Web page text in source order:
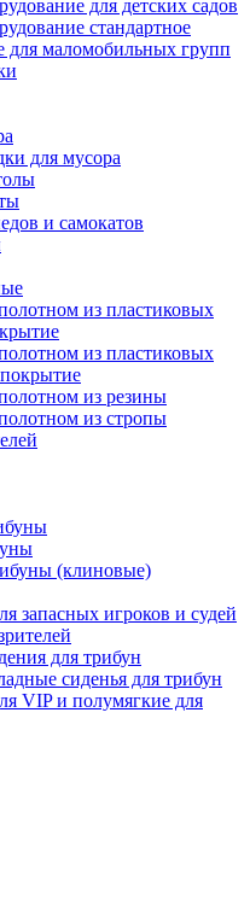
для детских садов
стандартное
для маломобильных групп
для мусора
и самокатов
из пластиковых
из пластиковых
из резины
из стропы
(клиновые)
запасных игроков и судей
для трибун
сиденья для трибун
VIP и полумягкие для